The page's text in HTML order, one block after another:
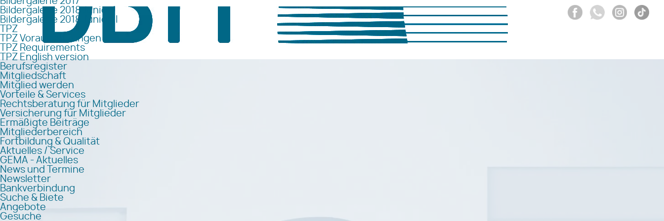
Bildergalerie 2018 Junior I
Bildergalerie 2018 Junior II
TPZ
TPZ Voraussetzungen
TPZ Requirements
TPZ English version
Berufsregister
Mitgliedschaft
Mitglied werden
Vorteile & Services
Rechtsberatung für Mitglieder
Versicherung für Mitglieder
Ermäßigte Beiträge
Mitgliederbereich
Fortbildung & Qualität
Aktuelles / Service
GEMA - Aktuelles
News und Termine
Newsletter
Bankverbindung
Suche & Biete
Angebote
Gesuche